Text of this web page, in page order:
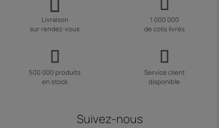
Livraison
sur rendez-vous
1 000 000
de colis livrés
500 000 produits
en stock
Service client
disponible
Suivez-nous